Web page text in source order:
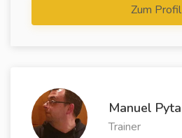
Zum Profil
Manuel Pyta
Trainer